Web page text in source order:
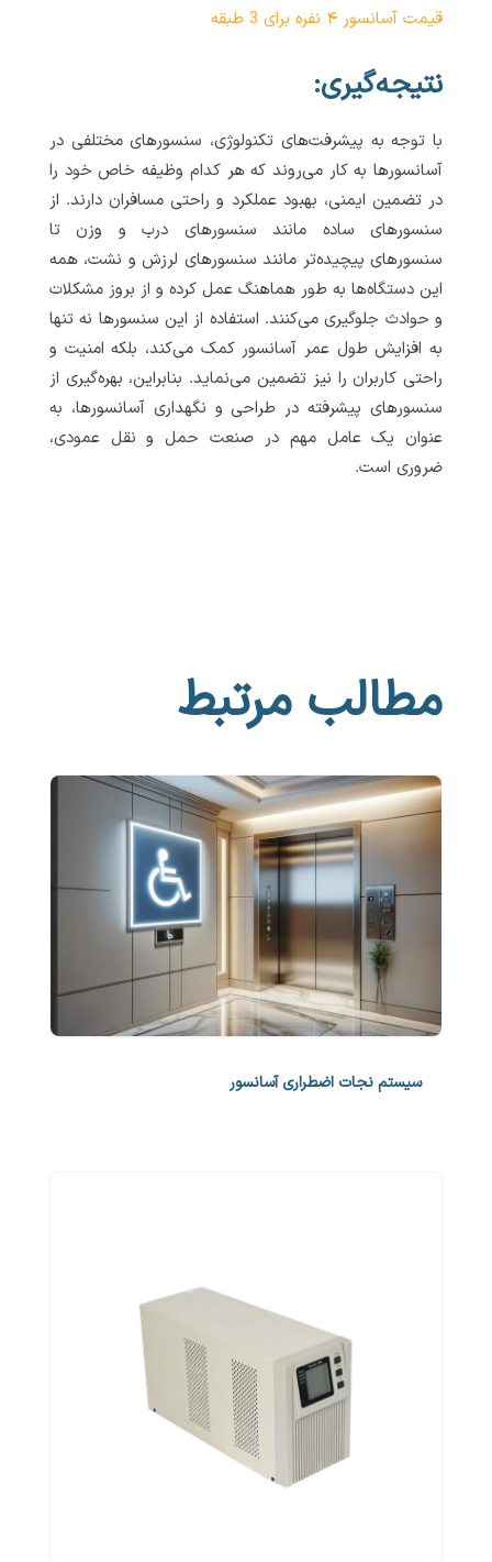
قیمت آسانسور ۴ نفره برای 3 طبقه
نتیجه‌گیری:
با توجه به پیشرفت‌های تکنولوژی، سنسورهای مختلفی در
آسانسورها به کار می‌روند که هر کدام وظیفه خاص خود را
در تضمین ایمنی، بهبود عملکرد و راحتی مسافران دارند. از
سنسورهای ساده مانند سنسورهای درب و وزن تا
سنسورهای پیچیده‌تر مانند سنسورهای لرزش و نشت، همه
این دستگاه‌ها به طور هماهنگ عمل کرده و از بروز مشکلات
و حوادث جلوگیری می‌کنند. استفاده از این سنسورها نه تنها
به افزایش طول عمر آسانسور کمک می‌کند، بلکه امنیت و
راحتی کاربران را نیز تضمین می‌نماید. بنابراین، بهره‌گیری از
سنسورهای پیشرفته در طراحی و نگهداری آسانسورها، به
عنوان یک عامل مهم در صنعت حمل و نقل عمودی،
ضروری است.
مطالب مرتبط
سیستم نجات اضطراری آسانسور